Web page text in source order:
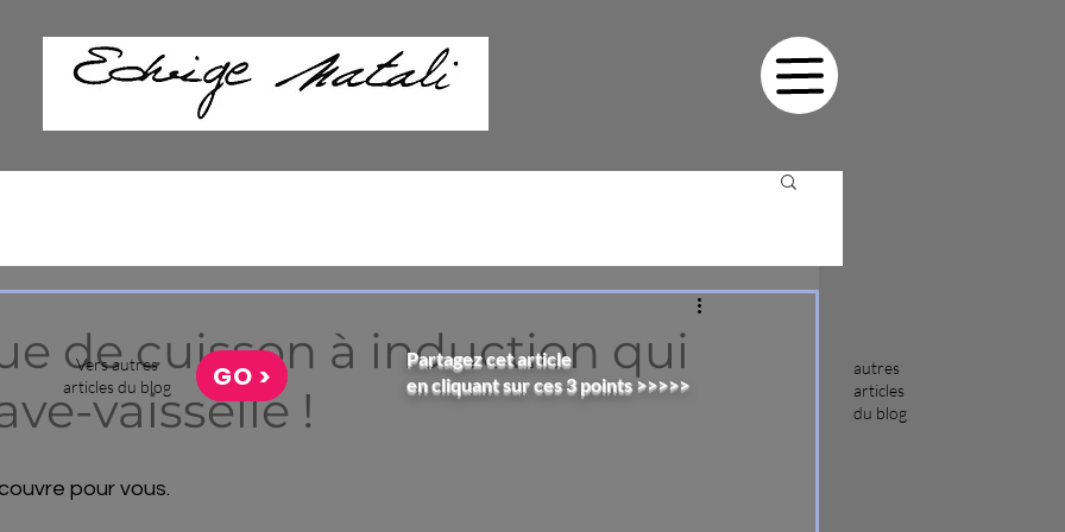
autres
articles
du blog
de cuisson à induction qui
vaisselle !
pour vous.
Partagez cet article
en cliquant sur ces 3 points >>>>>
Vers autres
articles du blog
GO >